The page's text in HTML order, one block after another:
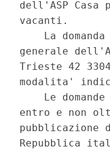
dell'ASP
vacanti.
La domanda
generale
Trieste 42
modalita'
Le domande
entro e non
Repubblica